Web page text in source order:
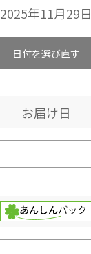
2025年11月29日
日付を選び直す
お届け日